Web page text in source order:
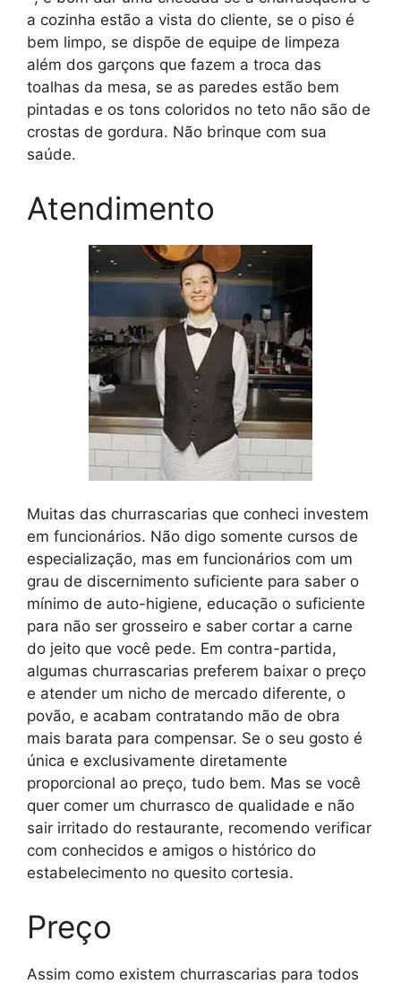
a cozinha estão a vista do cliente, se o piso é
bem limpo, se dispõe de equipe de limpeza
além dos garçons que fazem a troca das
toalhas da mesa, se as paredes estão bem
pintadas e os tons coloridos no teto não são de
crostas de gordura. Não brinque com sua
saúde.
Atendimento
Muitas das churrascarias que conheci investem
em funcionários. Não digo somente cursos de
especialização, mas em funcionários com um
grau de discernimento suficiente para saber o
mínimo de auto-higiene, educação o suficiente
para não ser grosseiro e saber cortar a carne
do jeito que você pede. Em contra-partida,
algumas churrascarias preferem baixar o preço
e atender um nicho de mercado diferente, o
povão, e acabam contratando mão de obra
mais barata para compensar. Se o seu gosto é
única e exclusivamente diretamente
proporcional ao preço, tudo bem. Mas se você
quer comer um churrasco de qualidade e não
sair irritado do restaurante, recomendo verificar
com conhecidos e amigos o histórico do
estabelecimento no quesito cortesia.
Preço
Assim como existem churrascarias para todos